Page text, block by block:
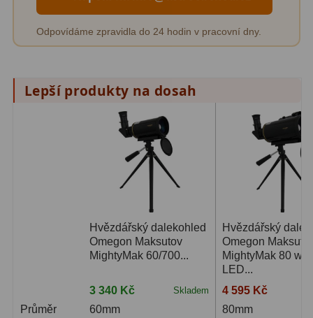
Školní a laboratorní18
Odpovídáme zpravidla do 24 hodin v pracovní dny.
Lepší produkty na dosah
Průměr
Hvězdářský dalekohled
Omegon Maksutov
MightyMak 60/700...
3 340 Kč Skladem
60mm
Hvězdářský
Omegon
MightyMak 80
LED...
4 595 Kč
80mm